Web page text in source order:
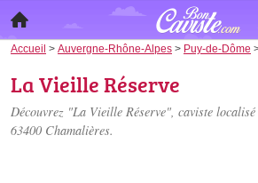
Accueil > Auvergne-Rhône-Alpes > Puy-de-Dôme
La Vieille Réserve
Découvrez "La Vieille Réserve", caviste localisé
63400 Chamalières.